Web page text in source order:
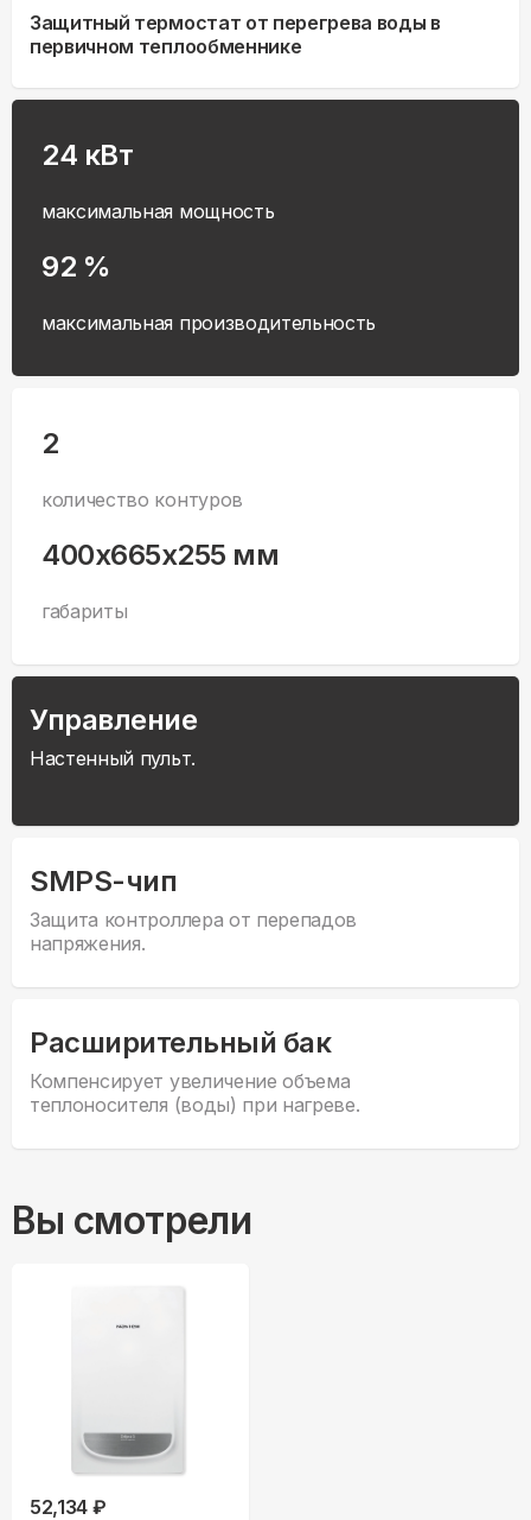
Защитный термостат от перегрева воды в
первичном теплообменнике
24 кВт
максимальная мощность
92 %
максимальная производительность
2
количество контуров
400x665x255 мм
габариты
Управление
Настенный пульт.
SMPS-чип
Защита контроллера от перепадов
напряжения.
Расширительный бак
Компенсирует увеличение объема
теплоносителя (воды) при нагреве.
Вы смотрели
52,134 ₽